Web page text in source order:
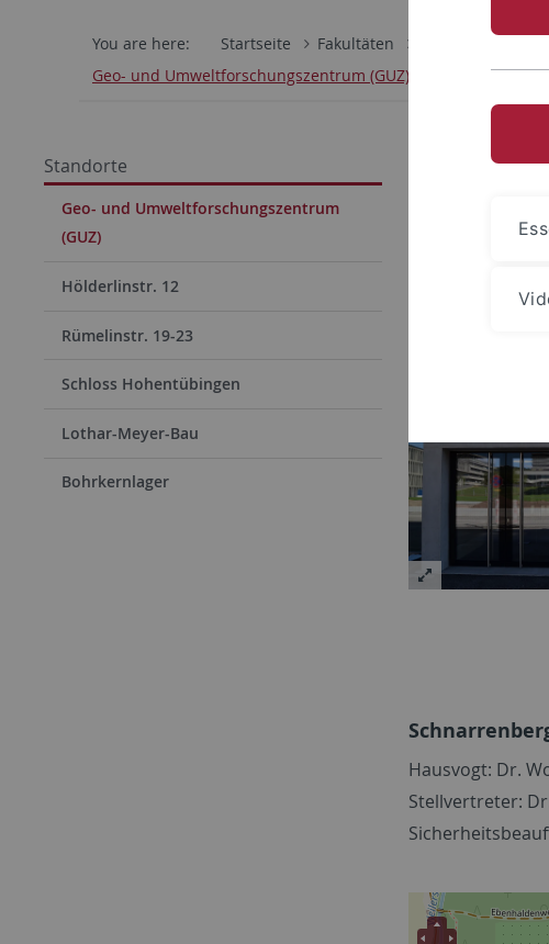
You are here: Startseite Fakultäten
Geo- und Umweltforschungszentrum (GUZ)
Standorte
Geo- und Umweltforschungszentrum
(GUZ)
Hölderlinstr. 12
Rümelinstr. 19-23
Schloss Hohentübingen
Lothar-Meyer-Bau
Bohrkernlager
Geo-
Das Geo- und
Universitäten. /
Hausvogt: Dr.
Stellvertreter: